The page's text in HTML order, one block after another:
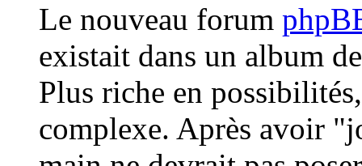
Le nouveau forum
existait dans un album
Plus riche en
complexe. Après avoir